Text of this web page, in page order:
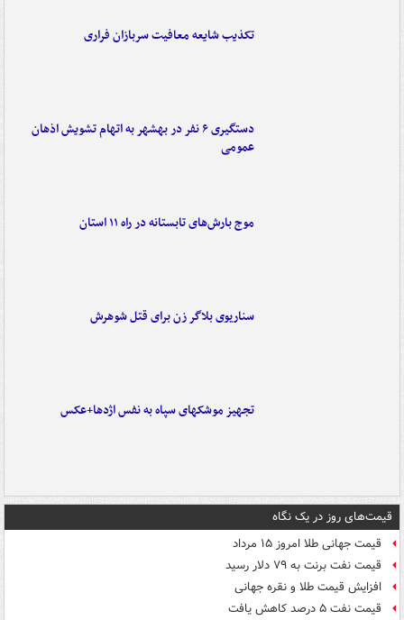
تکذیب شایعه معافیت سربازان فراری
دستگیری ۶ نفر در بهشهر به اتهام تشویش اذهان
عمومی
موج بارش‌های تابستانه در راه ۱۱ استان
سناریوی بلاگر زن برای قتل شوهرش
تجهیز موشکهای سپاه به نفس اژدها+عکس
قیمت‌های روز در یک نگاه
قیمت جهانی طلا امروز ۱۵ مرداد
قیمت نفت برنت به ۷۹ دلار رسید
افزایش قیمت طلا و نقره جهانی
قیمت نفت ۵ درصد کاهش یافت